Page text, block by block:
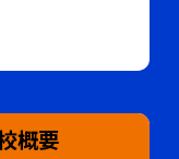
概要